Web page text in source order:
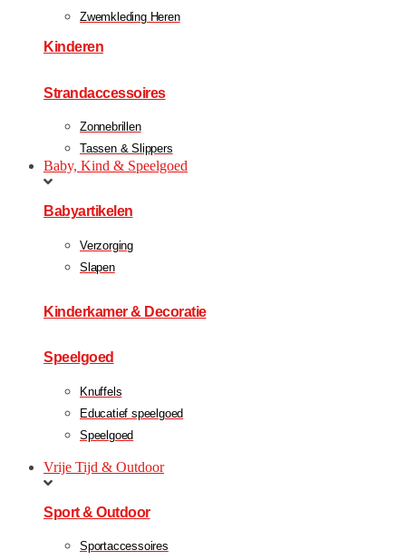
Zwemkleding Heren
Kinderen
Strandaccessoires
Zonnebrillen
Tassen & Slippers
Baby, Kind & Speelgoed
Babyartikelen
Verzorging
Slapen
Kinderkamer & Decoratie
Speelgoed
Knuffels
Educatief speelgoed
Speelgoed
Vrije Tijd & Outdoor
Sport & Outdoor
Sportaccessoires